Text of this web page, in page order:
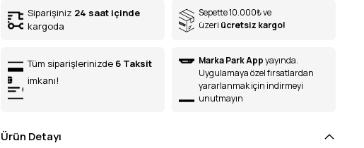
Siparişiniz 24 saat içinde
kargoda
Sepette 10.000₺ve
üzeri ücretsiz kargo!
Tüm siparişlerinizde 6 Taksit
imkanı!
Marka Park Appyayında.
Uygulamaya özel fırsatlardan
yararlanmak için indirmeyi
unutmayın
Ürün Detayı